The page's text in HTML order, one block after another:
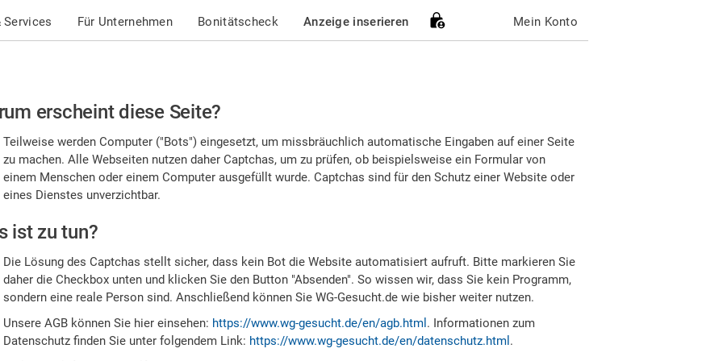
Services Für Unternehmen Bonitätscheck Anzeige inserieren Mein Konto
erscheint diese Seite?
Teilweise werden Computer ("Bots") eingesetzt, um missbräuchlich automatische Eingaben auf einer Seite
zu machen. Alle Webseiten nutzen daher Captchas, um zu prüfen, ob beispielsweise ein Formular von
einem Menschen oder einem Computer ausgefüllt wurde. Captchas sind für den Schutz einer Website oder
eines Dienstes unverzichtbar.
ist zu tun?
Die Lösung des Captchas stellt sicher, dass kein Bot die Website automatisiert aufruft. Bitte markieren Sie
daher die Checkbox unten und klicken Sie den Button "Absenden". So wissen wir, dass Sie kein Programm,
sondern eine reale Person sind. Anschließend können Sie WG-Gesucht.de wie bisher weiter nutzen.
Unsere AGB können Sie hier einsehen: https://www.wg-gesucht.de/en/agb.html . Informationen zum
Datenschutz finden Sie unter folgendem Link: https://www.wg-gesucht.de/en/datenschutz.html .